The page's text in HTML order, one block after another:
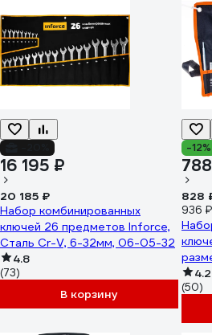
16 195 ₽
20 185 ₽
Набор комбинированных
ключей 26 предметов Inforce,
Сталь Cr-V, 6-32мм, 06-05-32
4.8
(73)
В корзину
-12%
828
936 ₽
4.2
(50)